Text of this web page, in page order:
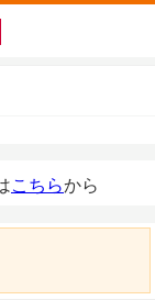
こちらから